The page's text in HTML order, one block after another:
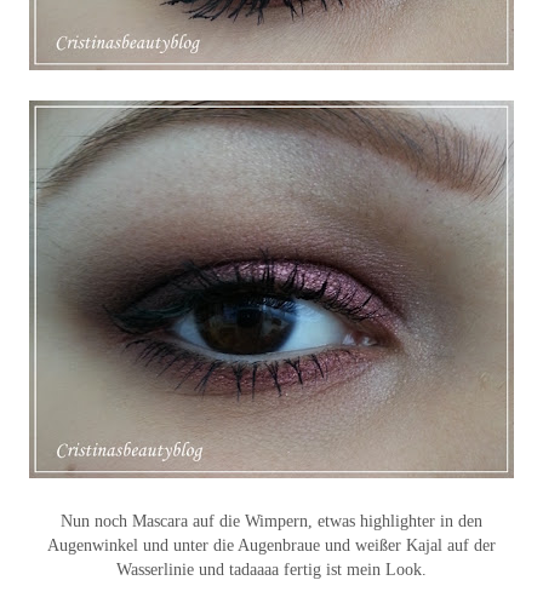
Nun noch Mascara auf die Wimpern, etwas highlighter in den
Augenwinkel und unter die Augenbraue und weißer Kajal auf der
Wasserlinie und tadaaaa fertig ist mein Look.